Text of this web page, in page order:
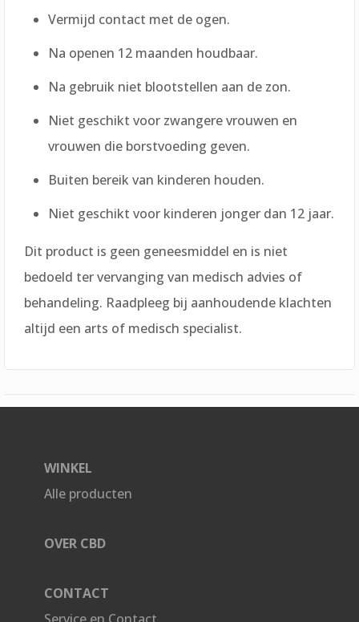
Vermijd contact met de ogen.
Na openen 12 maanden houdbaar.
Na gebruik niet blootstellen aan de zon.
Niet geschikt voor zwangere vrouwen en
vrouwen die borstvoeding geven.
Buiten bereik van kinderen houden.
Niet geschikt voor kinderen jonger dan 12 jaar.
Dit product is geen geneesmiddel en is niet
bedoeld ter vervanging van medisch advies of
behandeling. Raadpleeg bij aanhoudende klachten
altijd een arts of medisch specialist.
WINKEL
Alle producten
OVER CBD
CONTACT